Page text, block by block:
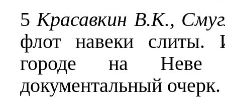
5Красавкин В.К.,
флот навеки слиты.
городе на Неве
документальный